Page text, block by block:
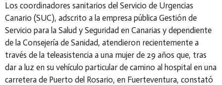
Los coordinadores sanitarios del Servicio de Urgencias
Canario (SUC), adscrito a la empresa pública Gestión de
Servicio para la Salud y Seguridad en Canarias y dependiente
de la Consejería de Sanidad, atendieron recientemente a
través de la teleasistencia a una mujer de 29 años que, tras
dar a luz en su vehículo particular de camino al hospital en una
carretera de Puerto del Rosario, en Fuerteventura, constató